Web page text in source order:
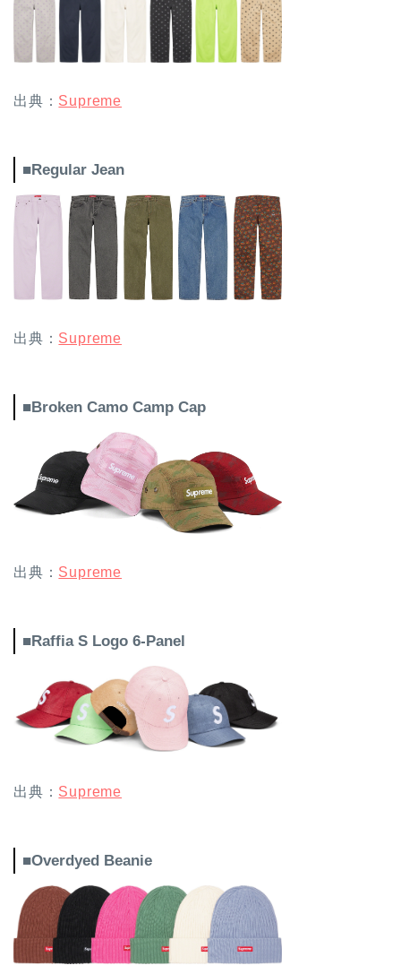
出典： Supreme
■Regular Jean
出典： Supreme
■Broken Camo Camp Cap
出典： Supreme
■Raffia S Logo 6-Panel
出典： Supreme
■Overdyed Beanie